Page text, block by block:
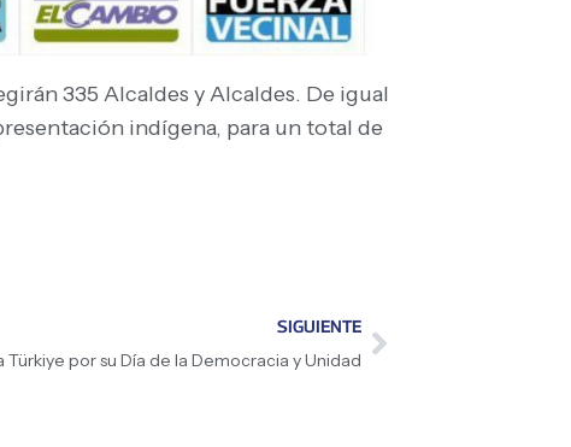
335 Alcaldes y Alcaldes. De igual
indígena, para un total de
SIGUIENTE
por su Día de la Democracia y Unidad